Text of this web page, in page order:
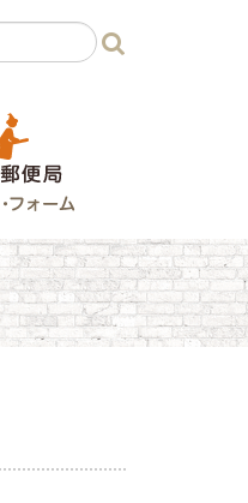
ラレコ